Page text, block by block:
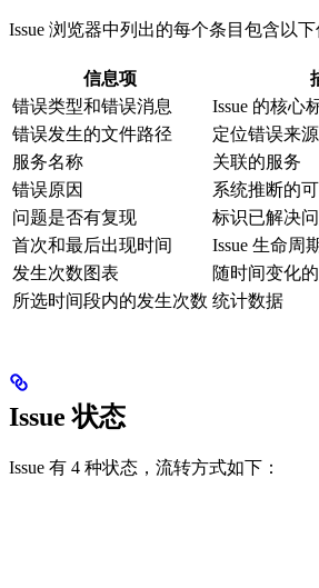
Issue 浏览器中列出的每个条目包含以下
信息项
错误类型和错误消息
Issue 的核心
错误发生的文件路径
定位错误来源
服务名称
关联的服务
错误原因
系统推断的
问题是否有复现
标识已解决
首次和最后出现时间
Issue 生命周
发生次数图表
随时间变化
所选时间段内的发生次数 统计数据
Issue 状态
Issue 有 4 种状态，流转方式如下：